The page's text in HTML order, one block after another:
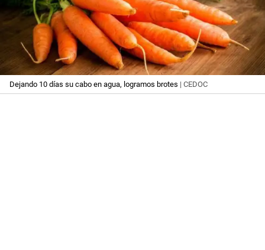
Dejando 10 días su cabo en agua, logramos brotes | CEDOC